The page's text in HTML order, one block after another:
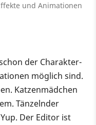
und Animationen
der Charakter-
möglich sind.
Katzenmädchen
Tänzelnder
Der Editor ist